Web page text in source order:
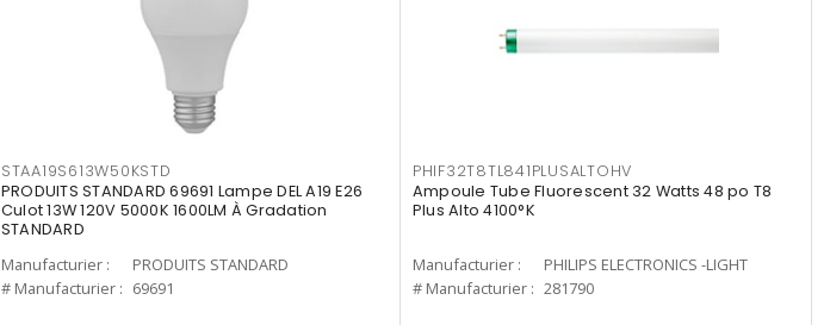
STAA19S613W50KSTD
PRODUITS STANDARD 69691 Lampe DEL A19 E26
Culot 13W 120V 5000K 1600LM À Gradation
STANDARD
Manufacturier :
PRODUITS STANDARD
# Manufacturier : 69691
PHIF32T8TL841PLUSALTOHV
Ampoule Tube Fluorescent 32 Watts 48 po T8
Plus Alto 4100°K
Manufacturier :
PHILIPS ELECTRONICS -LIGHT
# Manufacturier : 281790